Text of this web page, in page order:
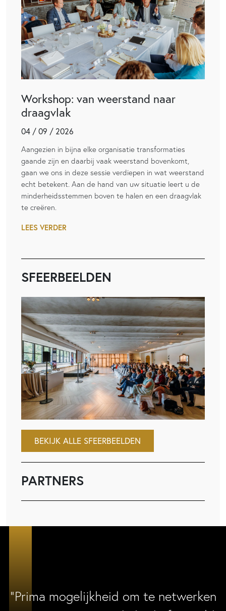
Workshop: van weerstand naar
draagvlak
04 / 09 / 2026
Aangezien in bijna elke organisatie transformaties
gaande zijn en daarbij vaak weerstand bovenkomt,
gaan we ons in deze sessie verdiepen in wat weerstand
echt betekent. Aan de hand van uw situatie leert u de
minderheidsstemmen boven te halen en een draagvlak
te creëren.
LEES VERDER
SFEERBEELDEN
BEKIJK ALLE SFEERBEELDEN
PARTNERS
“Prima mogelijkheid om te netwerken